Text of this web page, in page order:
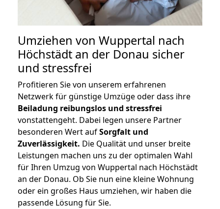
Umziehen von Wuppertal nach
Höchstädt an der Donau sicher
und stressfrei
Profitieren Sie von unserem erfahrenen
Netzwerk für günstige Umzüge oder dass ihre
Beiladung reibungslos und stressfrei
vonstattengeht. Dabei legen unsere Partner
besonderen Wert aufSorgfalt und
Zuverlässigkeit. Die Qualität und unser breite
Leistungen machen uns zu der optimalen Wahl
für Ihren Umzug von Wuppertal nach Höchstädt
an der Donau. Ob Sie nun eine kleine Wohnung
oder ein großes Haus umziehen, wir haben die
passende Lösung für Sie.